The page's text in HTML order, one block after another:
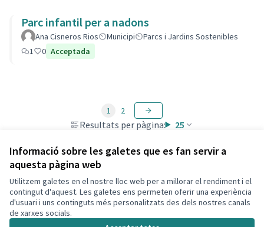
Informació sobre les galetes que es fan servir a
aquesta pàgina web
Utilitzem galetes en el nostre lloc web per a millorar el rendiment i el
contingut d'aquest. Les galetes ens permeten oferir una experiència
d'usuari i uns continguts més personalitzats des dels nostres canals
de xarxes socials.
Parc infantil per a nadons
Ana Cisneros Rios Municipi
Parcs i Jardins Sostenibles
1
0 Acceptada
Resultats per pàgina: 25
1 2
Termes i condicions d'ús
Configuració de les galetes
Decidim Calafell a X
(Enllaç extern)
Decidim Calafell a Facebook
Decidim Calafell a YouTube
Decidim Calafell a GitHub
(Enllaç extern)